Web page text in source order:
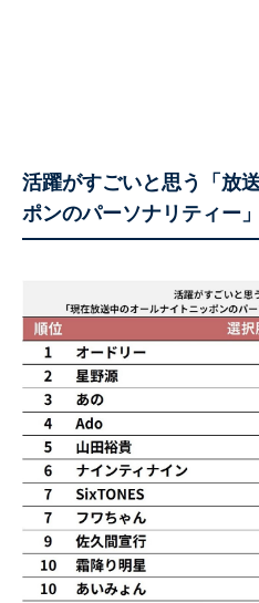
活躍がすごいと思う「放
ポンのパーソナリティー